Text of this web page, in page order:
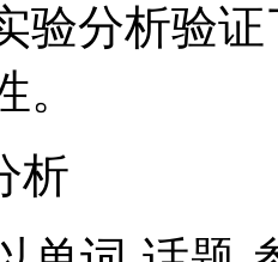
验分析验
析